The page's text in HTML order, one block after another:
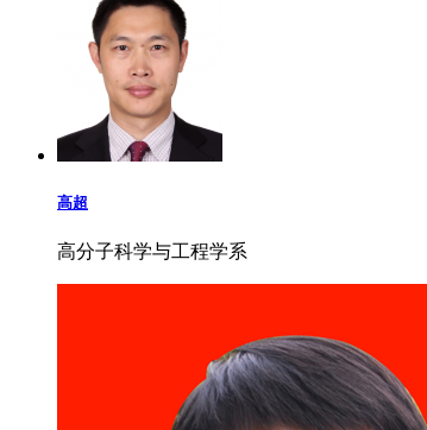
高超
高分子科学与工程学系